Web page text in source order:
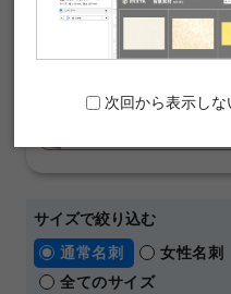
【 人気の名刺デザインテー
ショップカード
メッ
サイズで絞り込む
通常名刺
女性名刺
全てのサイズ
PIXTAの透かし文
安心ください。
次回から表示しな